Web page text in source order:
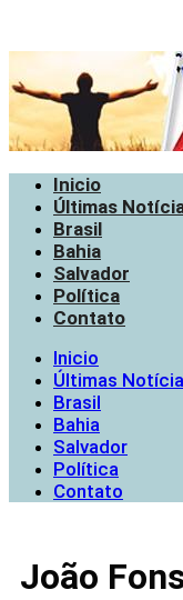
Inicio
Últimas
Brasil
Bahia
Salvador
Política
Contato
Inicio
Últimas
Brasil
Bahia
Salvador
Política
Contato
João